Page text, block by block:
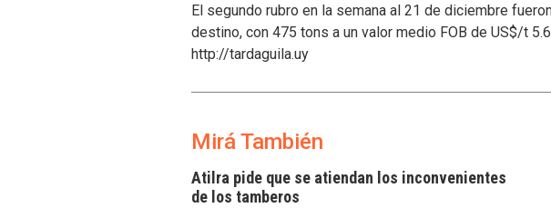
El segundo rubro en la semana al 21 de diciembre
destino, con 475 tons a un valor medio FOB de US$/t
http://tardaguila.uy
Mirá También
Atilra pide que se atiendan los inconvenientes
de los tamberos